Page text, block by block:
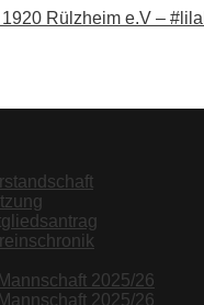
2025/26
2025/26